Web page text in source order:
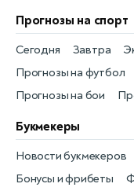
Прогнозы на спорт
Прогнозы на футбол
Сегодня
Завтра
Прогнозы на бои
Букмекеры
Бонусы и фрибеты
Новости букмекеров